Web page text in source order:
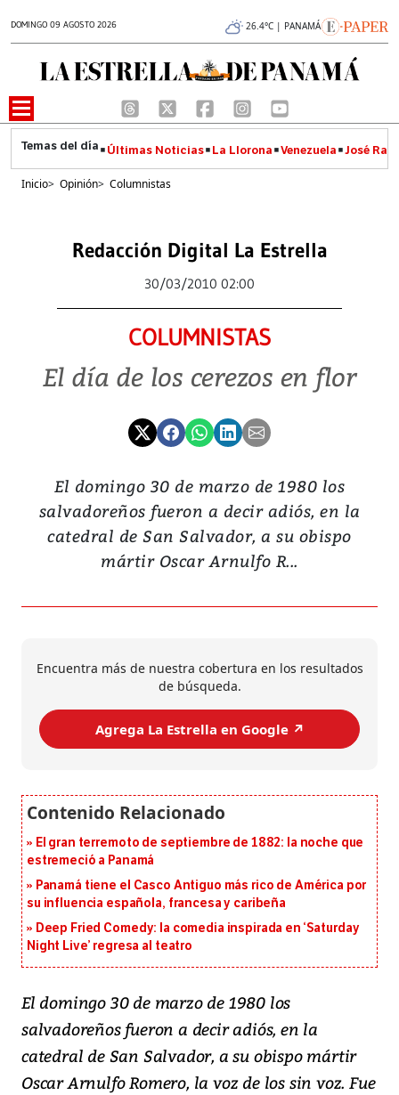
DOMINGO 09 AGOSTO 2026 26.4°C | PANAMÁ
Últimas Noticias La Llorona Venezuela José
Inicio> Opinión> Columnistas
Redacción Digital La Estrella
30/03/2010 02:00
COLUMNISTAS
El día de los cerezos en flor
El domingo 30 de marzo de 1980 los
salvadoreños fueron a decir adiós, en la
catedral de San Salvador, a su obispo
mártir Oscar Arnulfo R...
Encuentra más de nuestra cobertura en los resultados
de búsqueda.
Agrega La Estrella en Google ↗️
El gran terremoto de septiembre de 1882: la noche que
estremeció a Panamá
Panamá tiene el Casco Antiguo más rico de América por
su influencia española, francesa y caribeña
Deep Fried Comedy: la comedia inspirada en ‘Saturday
Night Live’ regresa al teatro
El domingo 30 de marzo de 1980 los
salvadoreños fueron a decir adiós, en la
catedral de San Salvador, a su obispo mártir
Oscar Arnulfo Romero, la voz de los sin voz. Fue